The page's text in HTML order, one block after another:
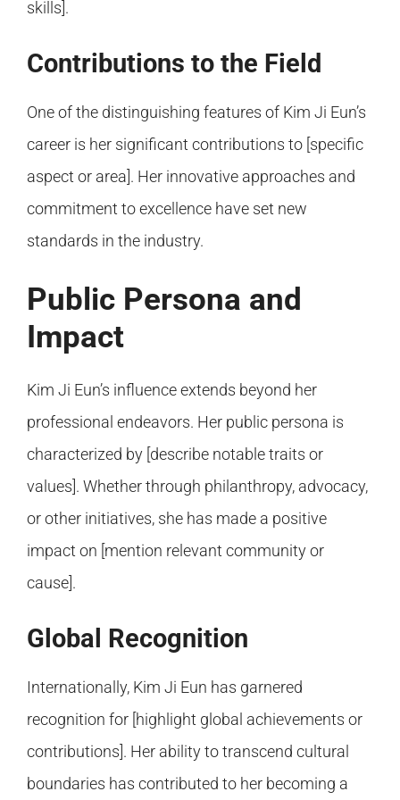
skills].
Contributions to the Field
One of the distinguishing features of Kim Ji Eun’s
career is her significant contributions to [specific
aspect or area]. Her innovative approaches and
commitment to excellence have set new
standards in the industry.
Public Persona and
Impact
Kim Ji Eun’s influence extends beyond her
professional endeavors. Her public persona is
characterized by [describe notable traits or
values]. Whether through philanthropy, advocacy,
or other initiatives, she has made a positive
impact on [mention relevant community or
cause].
Global Recognition
Internationally, Kim Ji Eun has garnered
recognition for [highlight global achievements or
contributions]. Her ability to transcend cultural
boundaries has contributed to her becoming a